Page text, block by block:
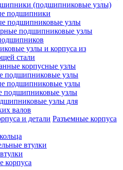
(подшипниковые узлы)
подшипники
подшипниковые узлы
подшипниковые узлы
узлы и корпуса из
стали
корпусные узлы
подшипниковые узлы
подшипниковые узлы
подшипниковые узлы
узлы для
валов
Разъемные корпуса
втулки
корпуса